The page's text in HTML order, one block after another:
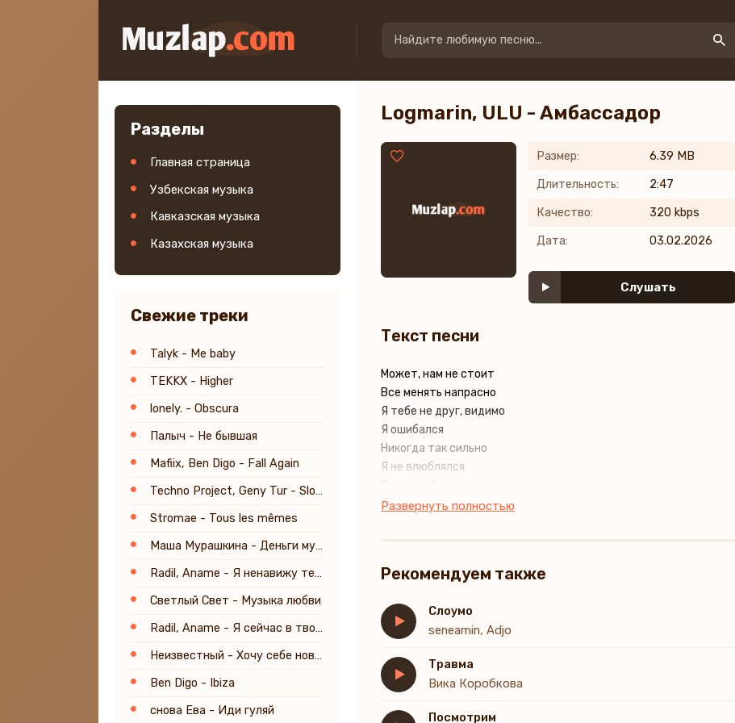
Разделы
Главная страница
Узбекская музыка
Кавказская музыка
Казахская музыка
Свежие треки
Talyk - Me baby
TEKKX - Higher
lonely. - Obscura
Палыч - Не бывшая
Mafiix, Ben Digo - Fall Again
Techno Project, Geny Tur - Slow Down
Stromae - Tous les mêmes
Маша Мурашкина - Деньги мужа 2.0
Radil, Aname - Я ненавижу тебя
Светлый Свет - Музыка любви
Radil, Aname - Я сейчас в твоих руках
Неизвестный - Хочу себе новый дом и тачку возле окна
Ben Digo - Ibiza
снова Ева - Иди гуляй
Logmarin, ULU - Амбассадор
Размер: 6.39 MB
Длительность: 2:47
Качество: 320 kbps
Дата: 03.02.2026
Слушать
Текст песни
Может, нам не стоит
Все менять напрасно
Я тебе не друг, видимо
Я ошибался
Никогда так сильно
Я не влюблялся
Амулет твоего счастья
Горе да ненастье
На меня так обижаться
Я ведь не обижу
Подходи ближе
Подходи ближе
Переросли в поцелуи
Танцы, танцы
Классно
Развернуть полностью
Рекомендуем также
Слоумо
seneamin, Adjo
Травма
Вика Коробкова
Посмотрим